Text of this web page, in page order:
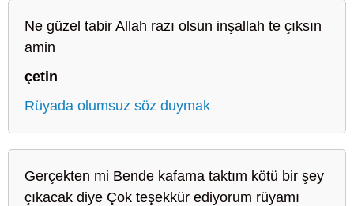
Ne güzel tabir Allah razı olsun inşallah te çıksın
amin
çetin
Rüyada olumsuz söz duymak
Gerçekten mi Bende kafama taktım kötü bir şey
çıkacak diye Çok teşekkür ediyorum rüyamı